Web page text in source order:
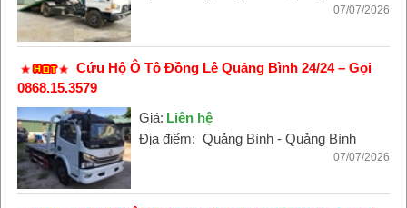
07/07/2026
Cứu Hộ Ô Tô Đồng Lê Quảng Bình 24/24 – Gọi
0868.15.3579
Giá: Liên hệ
Địa điểm: Quảng Bình - Quảng Bình
07/07/2026